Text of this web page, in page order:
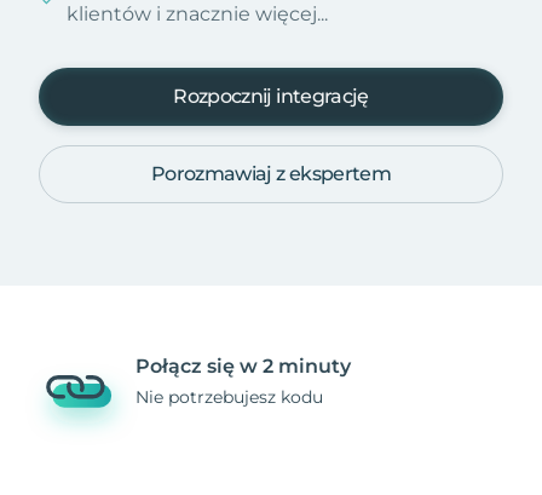
klientów i znacznie więcej...
Rozpocznij integrację
Porozmawiaj z ekspertem
Połącz się w 2 minuty
Nie potrzebujesz kodu